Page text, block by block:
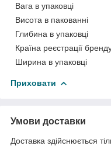
Вага в упаковці
Висота в пакованні
Глибина в упаковці
Країна реєстрації
Ширина в упаковці
Приховати
Умови доставки
Доставка здійснюється